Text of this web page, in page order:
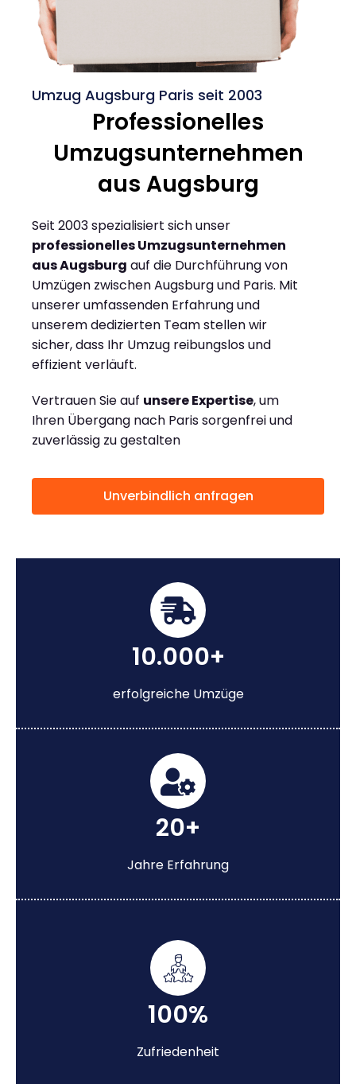
Umzug Augsburg Paris seit 2003
Professionelles
Umzugsunternehmen
aus Augsburg
Seit 2003 spezialisiert sich unser
professionelles Umzugsunternehmen
aus Augsburg auf die Durchführung von
Umzügen zwischen Augsburg und Paris. Mit
unserer umfassenden Erfahrung und
unserem dedizierten Team stellen wir
sicher, dass Ihr Umzug reibungslos und
effizient verläuft.
Vertrauen Sie auf unsere Expertise, um
Ihren Übergang nach Paris sorgenfrei und
zuverlässig zu gestalten
Unverbindlich anfragen
10.000+
erfolgreiche Umzüge
20+
Jahre Erfahrung
100%
Zufriedenheit